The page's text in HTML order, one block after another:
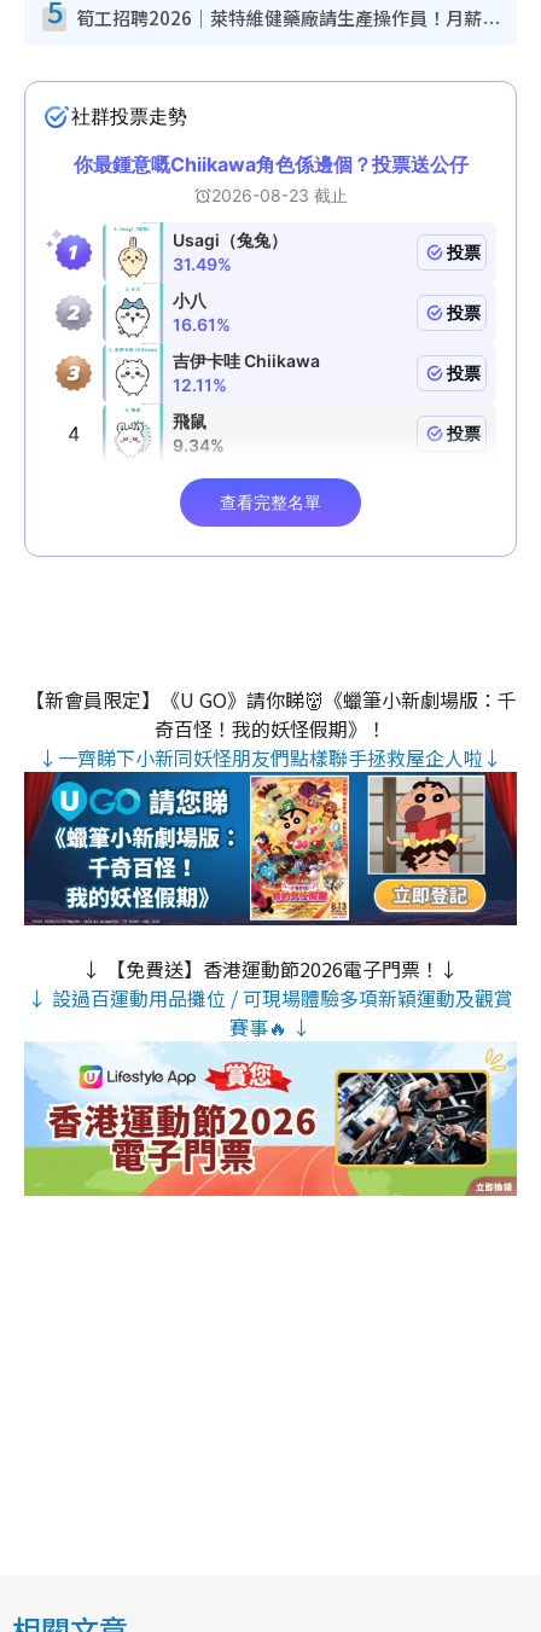
5 筍工招聘2026｜萊特維健藥廠請生產操作員！月薪高達$1.7萬 冷氣廠房/五天工作/保證雙糧
【新會員限定】《U GO》請你睇👹《蠟筆小新劇場版：千
奇百怪！我的妖怪假期》！
↓一齊睇下小新同妖怪朋友們點樣聯手拯救屋企人啦↓
↓ 【免費送】香港運動節2026電子門票！↓
↓ 設過百運動用品攤位 / 可現場體驗多項新穎運動及觀賞
賽事🔥 ↓